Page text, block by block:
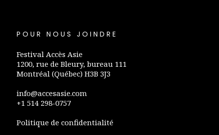
POUR NOUS JOINDRE
Festival Accès Asie
1200, rue de Bleury, bureau 111
Montréal (Québec) H3B 3J3
info@accesasie.com
+1 514 298-0757
Politique de confidentialité